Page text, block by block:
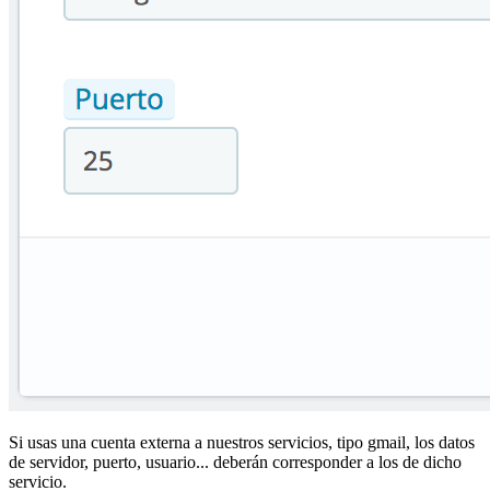
Si usas una cuenta externa a nuestros servicios, tipo gmail, los datos
de servidor, puerto, usuario... deberán corresponder a los de dicho
servicio.